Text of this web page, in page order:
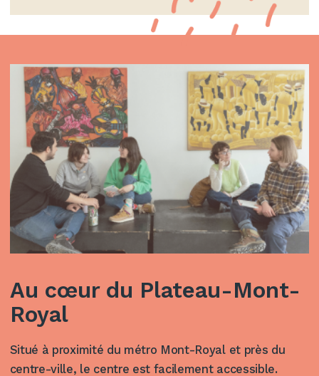
Au cœur du Plateau-Mont-
Royal
Situé à proximité du métro Mont-Royal et près du
centre-ville, le centre est facilement accessible.